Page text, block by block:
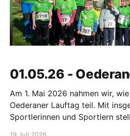
01.05.26 -
Am 1. Mai 2026 nahmen wir,
Oederaner Lauftag teil. Mit
Sportlerinnen und Sportlern